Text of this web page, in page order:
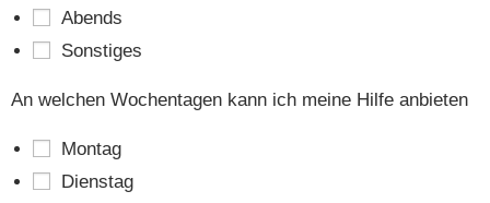
Abends
Sons­ti­ges
An wel­chen Wochen­ta­gen kann ich mei­ne Hil­fe anbieten
Mon­tag
Diens­tag